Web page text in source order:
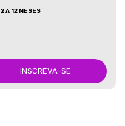
2 A 12 MESES
INSCREVA-SE